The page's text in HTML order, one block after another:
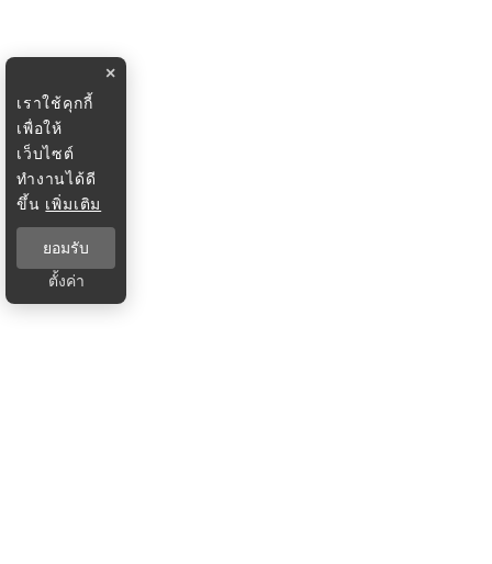
×
เราใช้คุกกี้
เพื่อให้
เว็บไซต์
ทำงานได้ดี
ขึ้น เพิ่มเติม
ยอมรับ
ตั้งค่า